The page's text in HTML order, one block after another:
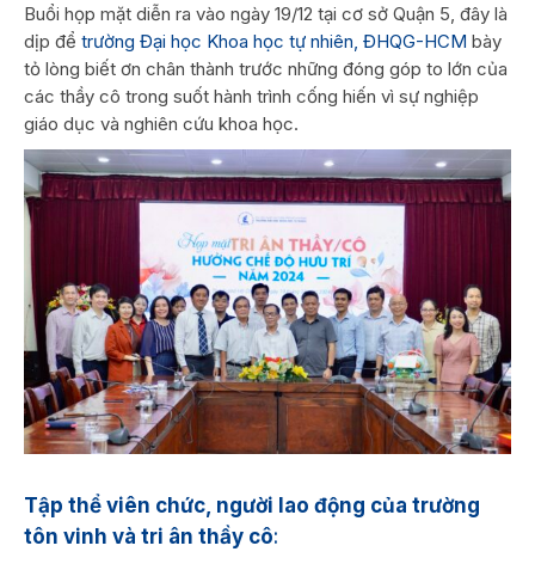
Buổi họp mặt diễn ra vào ngày 19/12 tại cơ sở Quận 5, đây là
dịp để trường Đại học Khoa học tự nhiên, ĐHQG-HCM bày
tỏ lòng biết ơn chân thành trước những đóng góp to lớn của
các thầy cô trong suốt hành trình cống hiến vì sự nghiệp
giáo dục và nghiên cứu khoa học.
Tập thể viên chức, người lao động của trường
tôn vinh và tri ân thầy cô: